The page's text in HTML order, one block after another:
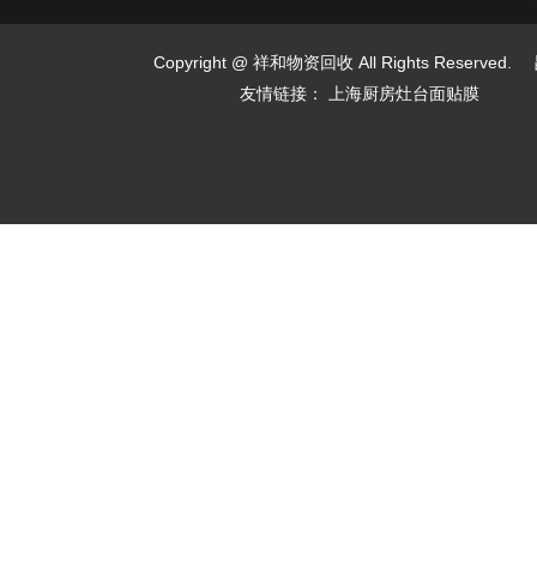
Copyright @ 祥和物资回收 All Rights Reserved.
友情链接： 上海厨房灶台面贴膜